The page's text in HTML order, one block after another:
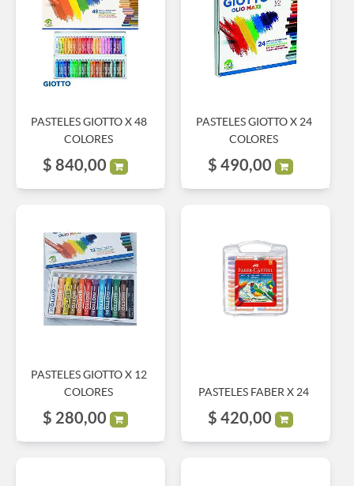
PASTELES GIOTTO X 48
COLORES
$ 840,00
PASTELES GIOTTO X 24
COLORES
$ 490,00
PASTELES GIOTTO X 12
COLORES
$ 280,00
PASTELES FABER X 24
$ 420,00